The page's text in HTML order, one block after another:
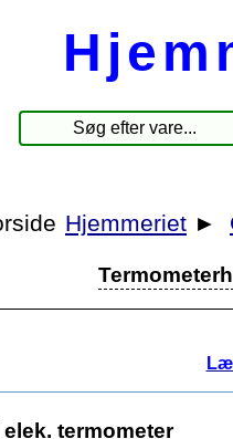
Hjemmeriet ►
termometer